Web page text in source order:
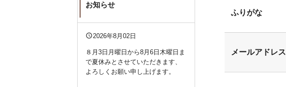
ふりがな
メールアドレス
お知らせ
query_builder2026年8月02日
８月3日月曜日から8月6日木曜日ま
で夏休みとさせていただきます、
よろしくお願い申し上げます。